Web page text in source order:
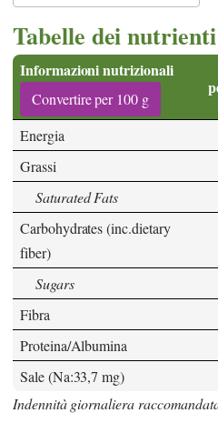
Tabelle dei nutrienti
Informazioni nutrizionali
Convertire per 100 g
Energia
Grassi
Saturated Fats
Carbohydrates (inc.dietary
fiber)
Sugars
Fibra
Proteina/Albumina
Sale (Na:33,7 mg)
Indennità giornaliera